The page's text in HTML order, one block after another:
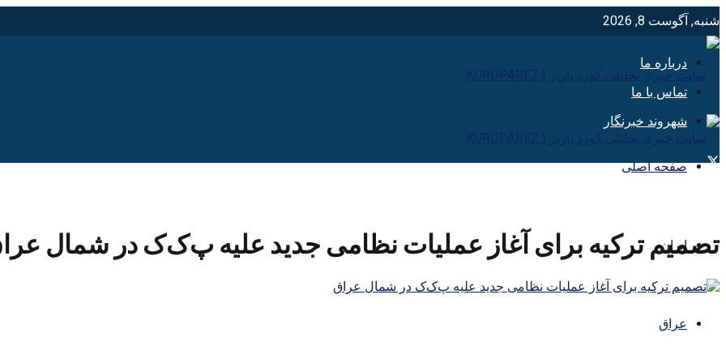
شنبه, آگوست 8, 2026
درباره ما
تماس با ما
شهروند خبرنگار
صفحه اصلی
ایران
عراق
تصمیم ترکیه برای آغاز عملیات نظامی جدید علیه پ‌ک‌ک در شمال